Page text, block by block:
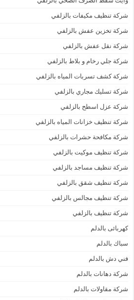
شركة تنظيف مكيفات بالزلفي
شركة تخزين عفش بالزلفي
شركة نقل عفش بالزلفي
شركة جلي رخام و بلاط بالزلفي
شركة كشف تسربات المياه بالزلفي
شركة تسليك مجاري بالزلفي
شركة عزل اسطح بالزلفي
شركة تنظيف خزانات المياه بالزلفي
شركة مكافحة حشرات بالزلفي
شركة تنظيف موكيت بالزلفي
شركة تنظيف مساجد بالزلفي
شركة تنظيف شقق بالزلفي
شركة تنظيف مجالس بالزلفي
شركة تنظيف بالزلفي
كهربائى بالدلم
سباك بالدلم
فني دش بالدلم
شركة دهانات بالدلم
شركة مقاولات بالدلم